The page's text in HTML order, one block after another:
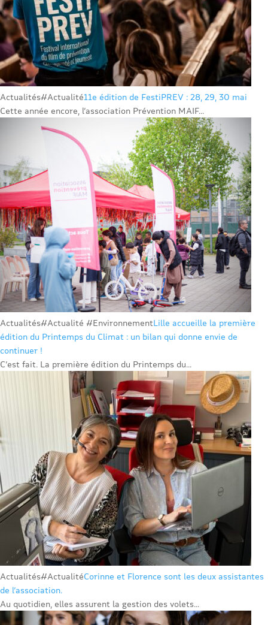
Actualités#Actualité11e édition de FestiPREV : 28, 29, 30 mai
Cette année encore, l’association Prévention MAIF...
Actualités#Actualité #EnvironnementLille accueille la première
édition du Printemps du Climat : un bilan qui donne envie de
continuer !
C’est fait. La première édition du Printemps du...
Actualités#ActualitéCorinne et Florence sont les deux assistantes
de l’association.
Au quotidien, elles assurent la gestion des volets...